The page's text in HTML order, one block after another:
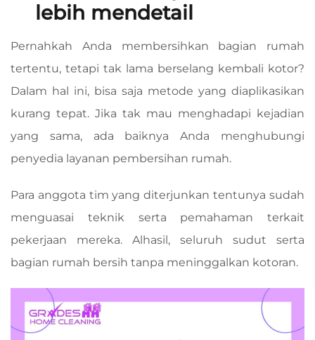
lebih mendetail
Pernahkah Anda membersihkan bagian rumah
tertentu, tetapi tak lama berselang kembali kotor?
Dalam hal ini, bisa saja metode yang diaplikasikan
kurang tepat. Jika tak mau menghadapi kejadian
yang sama, ada baiknya Anda menghubungi
penyedia layanan pembersihan rumah.
Para anggota tim yang diterjunkan tentunya sudah
menguasai teknik serta pemahaman terkait
pekerjaan mereka. Alhasil, seluruh sudut serta
bagian rumah bersih tanpa meninggalkan kotoran.